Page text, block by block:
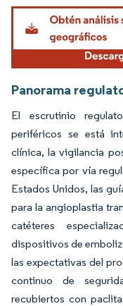
Imagen © Mordor
Panorama
El escrutinio
periféricos se está
clínica, la vigilancia
específica por vía
Estados Unidos, las
para la angioplastia
catéteres
dispositivos de
las expectativas del
continuo de
recubiertos con